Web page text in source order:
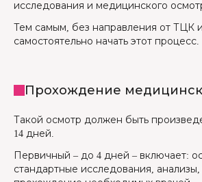
исследования и медицинского
Тем самым, без направления от ТЦК
самостоятельно начать этот процесс.
Прохождение
Такой осмотр должен быть
14 дней.
Первичный – до 4 дней – включает:
стандартные исследования,